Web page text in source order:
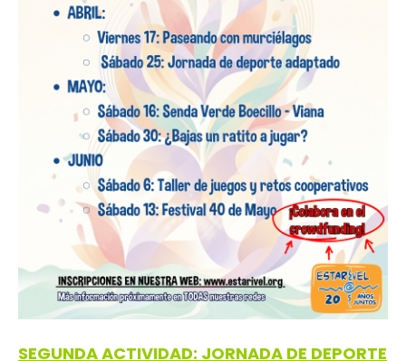
SEGUNDA ACTIVIDAD: JORNADA DE DEPORTE